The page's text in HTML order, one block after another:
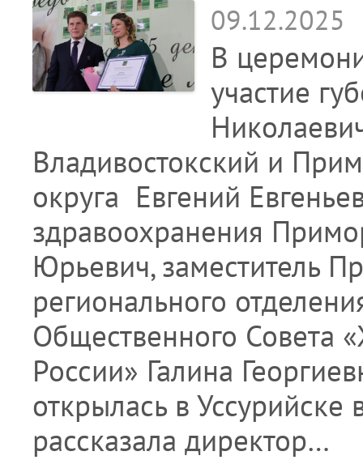
09.12.2025
В
участие
Владивостокский и
округа Евгений
здравоохранения
Юрьевич, заместитель
регионального
Общественного Совета
России» Галина
открылась в Уссурийске
рассказала директор…